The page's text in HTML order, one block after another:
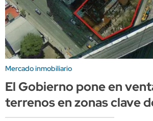
Mercado inmobiliario
El Gobierno pone en
terrenos en zonas clave